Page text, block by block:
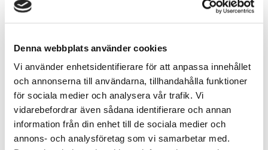
Denna webbplats använder cookies
Vi använder enhetsidentifierare för att anpassa innehållet
och annonserna till användarna, tillhandahålla funktioner
för sociala medier och analysera vår trafik. Vi
vidarebefordrar även sådana identifierare och annan
information från din enhet till de sociala medier och
annons- och analysföretag som vi samarbetar med.
Återställ filtrering
Lediga lokaler
Våra fastigheter